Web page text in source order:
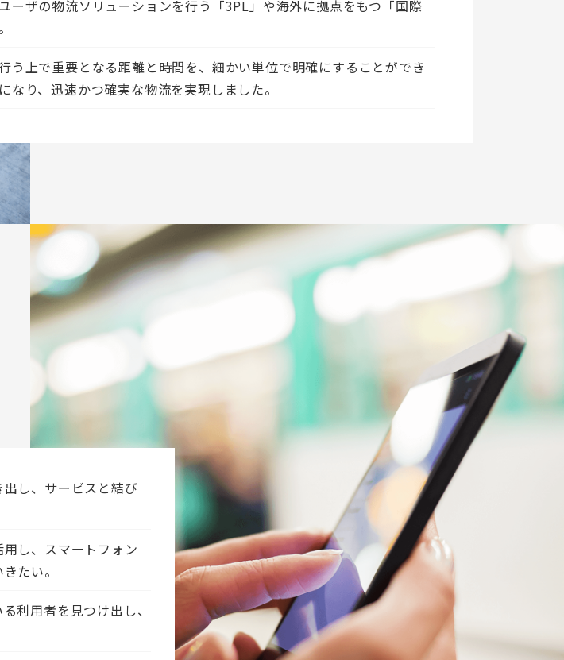
ーザの物流ソリューションを行う「3PL」や海外に拠点をもつ「国際
う上で重要となる距離と時間を、細かい単位で明確にすることができ
なり、迅速かつ確実な物流を実現しました。
し、サービスと結び
し、スマートフォン
たい。
利用者を見つけ出し、